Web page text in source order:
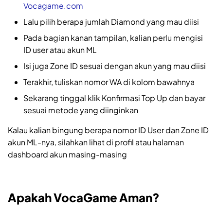
Vocagame.com
Lalu pilih berapa jumlah Diamond yang mau diisi
Pada bagian kanan tampilan, kalian perlu mengisi
ID user atau akun ML
Isi juga Zone ID sesuai dengan akun yang mau diisi
Terakhir, tuliskan nomor WA di kolom bawahnya
Sekarang tinggal klik Konfirmasi Top Up dan bayar
sesuai metode yang diinginkan
Kalau kalian bingung berapa nomor ID User dan Zone ID
akun ML-nya, silahkan lihat di profil atau halaman
dashboard akun masing-masing
Apakah VocaGame Aman?